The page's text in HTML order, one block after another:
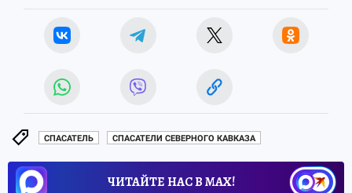
СПАСАТЕЛЬ СПАСАТЕЛИ СЕВЕРНОГО КАВКАЗА
ЧИТАЙТЕ НАС В МАХ!